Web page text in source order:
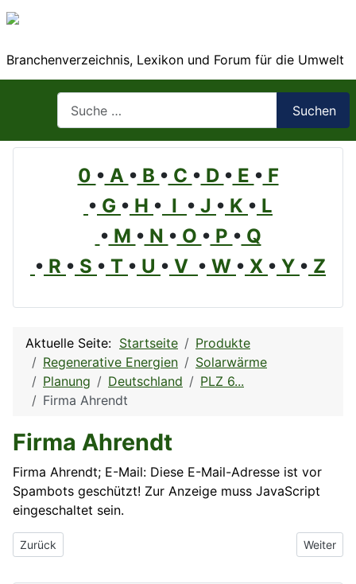
Branchenverzeichnis, Lexikon und Forum für die Umwelt
Suchen
0 • A • B • C • D • E • F
• G • H • I • J • K • L
• M • N • O • P • Q
• R • S • T • U • V • W • X • Y • Z
Aktuelle Seite: Startseite
Produkte
Regenerative Energien
Solarwärme
Planung
Deutschland
PLZ 6...
Firma Ahrendt
Firma Ahrendt
Firma Ahrendt; E-Mail: Diese E-Mail-Adresse ist vor
Spambots geschützt! Zur Anzeige muss JavaScript
eingeschaltet sein.
Vorheriger Beitrag: Dipl.-Ing. Rainer Fritz Solaranlagen
Zurück Nächster
Weiter